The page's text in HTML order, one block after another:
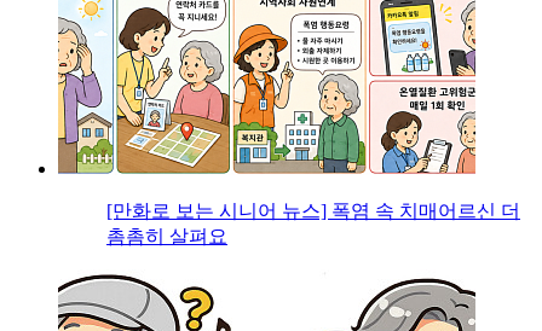
[만화로 보는 시니어 뉴스] 폭염 속 치매어르신 더
촘촘히 살펴요